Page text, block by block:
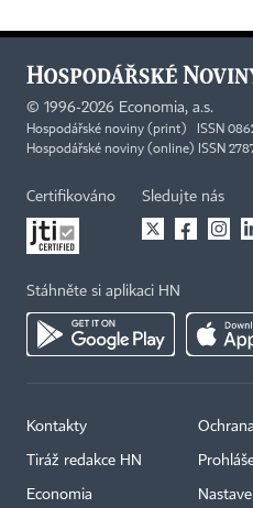
© 1996-2026 Economia, a.s.
Hospodářské noviny (print) ISSN
Hospodářské noviny (online) ISSN
Certifikováno Sledujte nás
Stáhněte si aplikaci HN
Kontakty
Tiráž redakce HN
Economia